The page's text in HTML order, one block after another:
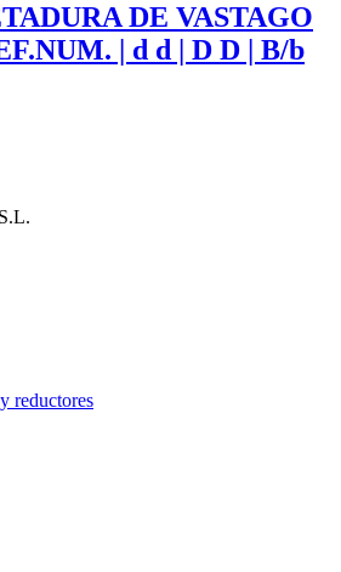
DE VASTAGO
| d d | D D | B/b
reductores